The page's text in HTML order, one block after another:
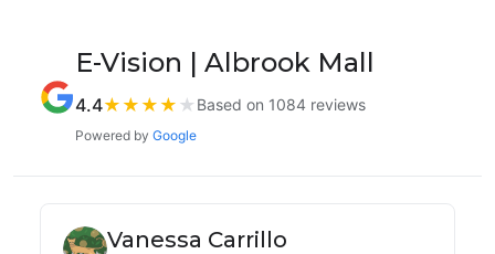
E-Vision | Albrook Mall
4.4★ ★ ★ ★ ★ Based on 1084 reviews
Powered by Google
Vanessa Carrillo